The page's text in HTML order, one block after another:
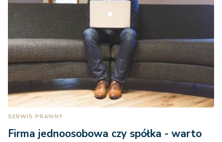
SERWIS PRAWNY
Firma jednoosobowa czy spółka - warto